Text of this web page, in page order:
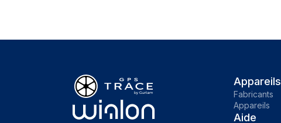
Appareils
Fabricants
Appareils
Aide